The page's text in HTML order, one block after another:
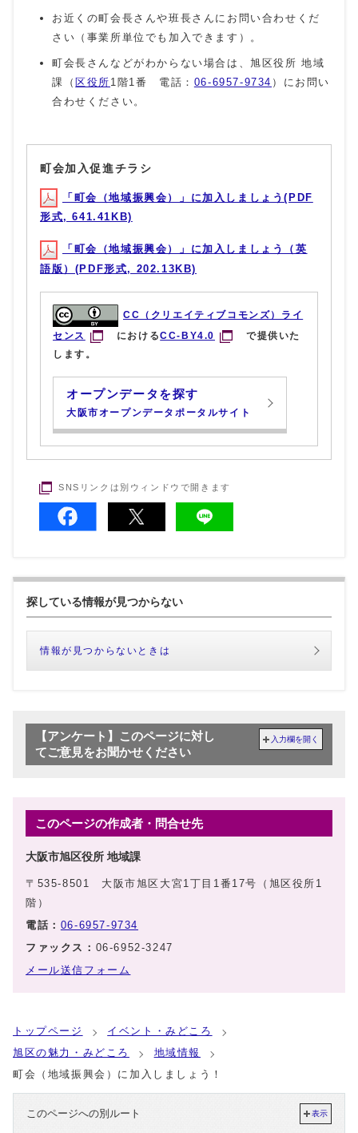
お近くの町会長さんや班長さんにお問い合わせくだ
さい（事業所単位でも加入できます）。
町会長さんなどがわからない場合は、旭区役所 地域
課（区役所 1階1番 電話： 06-6957-9734 ）にお問い
合わせください。
町会加入促進チラシ
「町会（地域振興会）」に加入しましょう(PDF
形式, 641.41KB)
「町会（地域振興会）」に加入しましょう（英
語版）(PDF形式, 202.13KB)
CC（クリエイティブコモンズ）ライ
センス
におけるCC-BY4.0
で提供いた
します。
オープンデータを探す
大阪市オープンデータポータルサイト
SNSリンクは別ウィンドウで開きます
探している情報が見つからない
情報が見つからないときは
【アンケート】このページに対し
てご意見をお聞かせください
入力欄を開く
このページの作成者・問合せ先
大阪市旭区役所 地域課
〒535-8501 大阪市旭区大宮1丁目1番17号（旭区役所1
階）
電話： 06-6957-9734
ファックス： 06-6952-3247
メール送信フォーム
トップページ
イベント・みどころ
旭区の魅力・みどころ
地域情報
町会（地域振興会）に加入しましょう！
このページへの別ルート 表示